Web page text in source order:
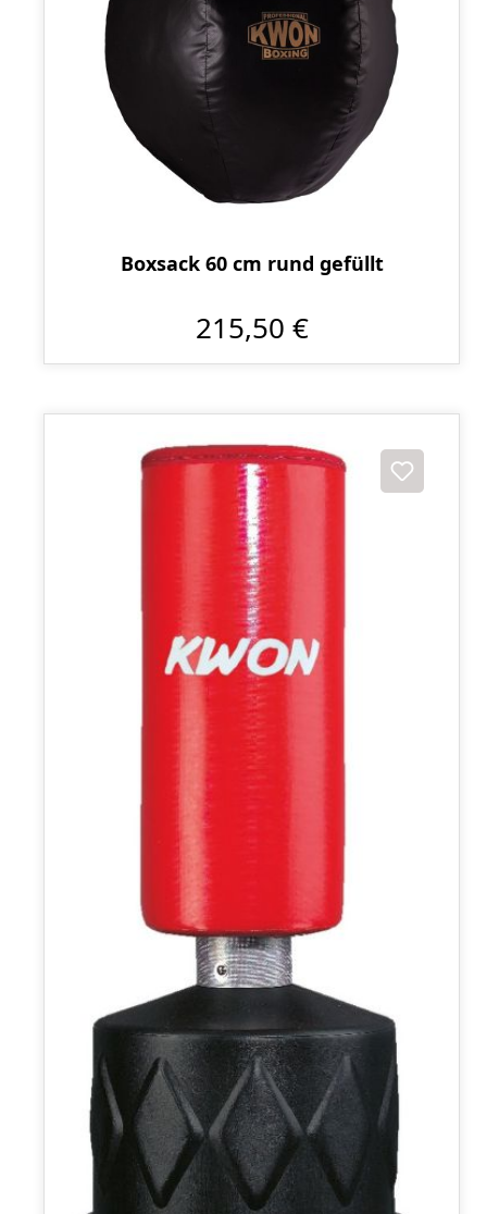
Boxsack 60 cm rund gefüllt
215,50 €